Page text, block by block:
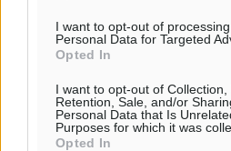
I want to opt-out of
Personal Data for Targeted
Opted In
I want to opt-out of Collection,
Retention, Sale, and/or
Personal Data that Is
Purposes for which it was
Opted In